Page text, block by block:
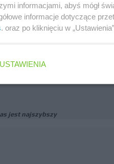
przeciagac kwalifikacje, albo
jest najszybszy
informacjami, abyś mógł
informacje dotyczące
. oraz po kliknięciu w
USTAWIENIA